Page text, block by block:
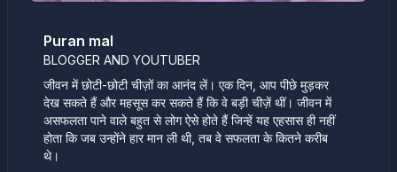
Puran mal
BLOGGER AND YOUTUBER
जीवन में छोटी-छोटी चीज़ों का आनंद लें। एक दिन, आप पीछे मुड़कर
देख सकते हैं और महसूस कर सकते हैं कि वे बड़ी चीज़ें थीं। जीवन में
असफलता पाने वाले बहुत से लोग ऐसे होते हैं जिन्हें यह एहसास ही नहीं
होता कि जब उन्होंने हार मान ली थी, तब वे सफलता के कितने करीब
थे।